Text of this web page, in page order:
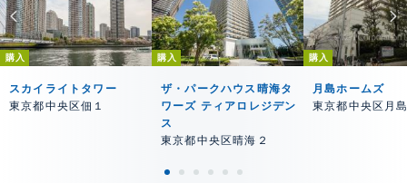
購入
スカイライトタワー
東京都中央区佃１
購入
ザ・パークハウス晴海タ
ワーズ ティアロレジデン
ス
東京都中央区晴海２
購入
月島ホームズ
東京都中央区月